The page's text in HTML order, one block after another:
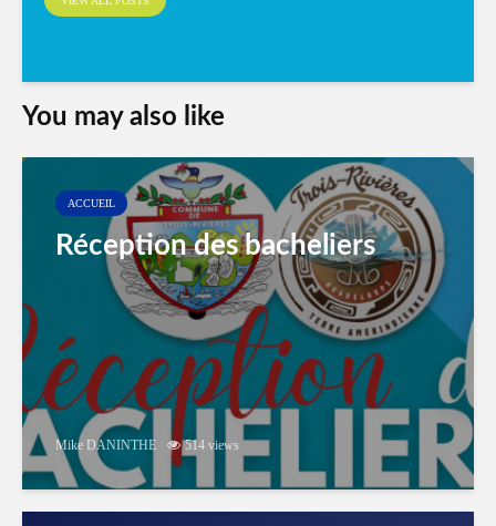
You may also like
ACCUEIL
Réception des bacheliers
Mike DANINTHE 514 views